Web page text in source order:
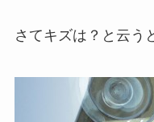
さてキズは？と云う